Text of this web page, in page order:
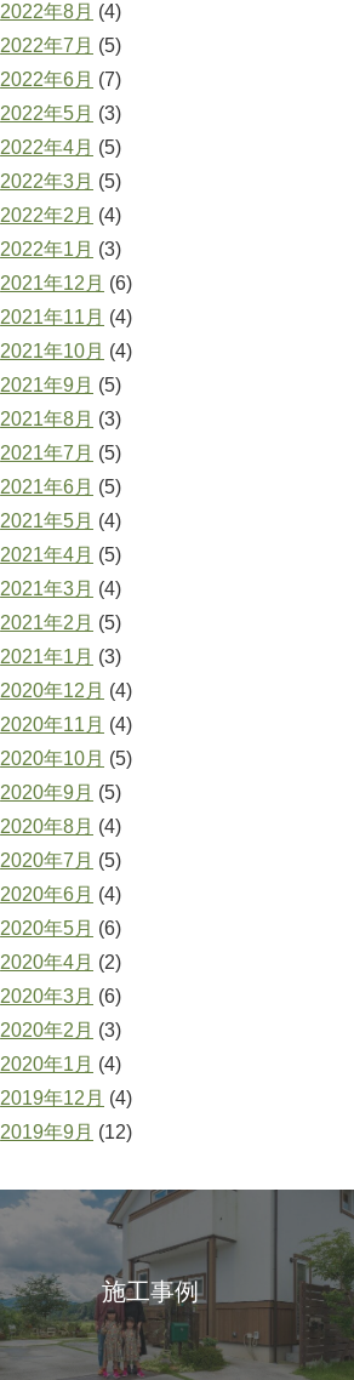
2022年8月 (4)
2022年7月 (5)
2022年6月 (7)
2022年5月 (3)
2022年4月 (5)
2022年3月 (5)
2022年2月 (4)
2022年1月 (3)
2021年12月 (6)
2021年11月 (4)
2021年10月 (4)
2021年9月 (5)
2021年8月 (3)
2021年7月 (5)
2021年6月 (5)
2021年5月 (4)
2021年4月 (5)
2021年3月 (4)
2021年2月 (5)
2021年1月 (3)
2020年12月 (4)
2020年11月 (4)
2020年10月 (5)
2020年9月 (5)
2020年8月 (4)
2020年7月 (5)
2020年6月 (4)
2020年5月 (6)
2020年4月 (2)
2020年3月 (6)
2020年2月 (3)
2020年1月 (4)
2019年12月 (4)
2019年9月 (12)
施工事例